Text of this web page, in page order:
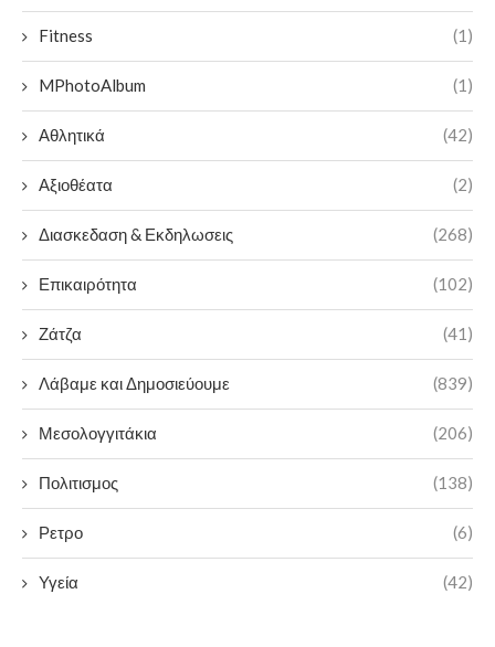
Fitness (1)
MPhotoAlbum (1)
Αθλητικά (42)
Αξιοθέατα (2)
Διασκεδαση & Εκδηλωσεις (268)
Επικαιρότητα (102)
Ζάτζα (41)
Λάβαμε και Δημοσιεύουμε (839)
Μεσολογγιτάκια (206)
Πολιτισμος (138)
Ρετρο (6)
Υγεία (42)